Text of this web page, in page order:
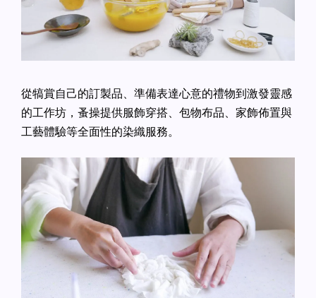
從犒賞自己的訂製品、準備表達心意的禮物到激發靈感
的工作坊，蚤操提供服飾穿搭、包物布品、家飾佈置與
工藝體驗等全面性的染織服務。